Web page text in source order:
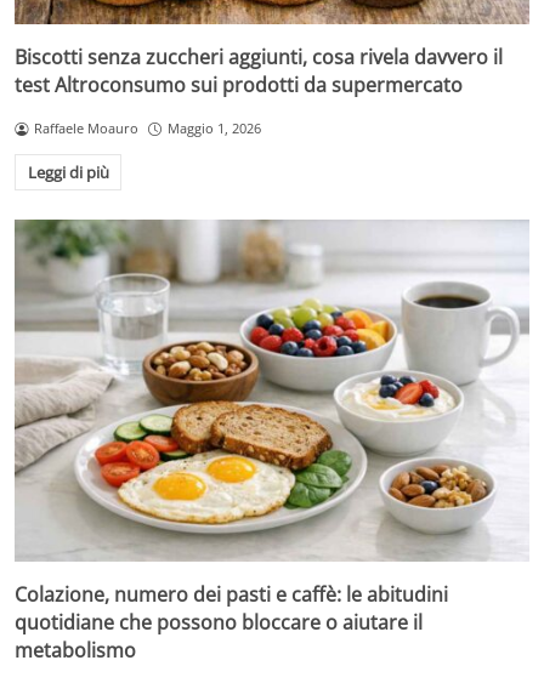
Biscotti senza zuccheri aggiunti, cosa rivela davvero il
test Altroconsumo sui prodotti da supermercato
Raffaele Moauro Maggio 1, 2026
Leggi di più
Colazione, numero dei pasti e caffè: le abitudini
quotidiane che possono bloccare o aiutare il
metabolismo